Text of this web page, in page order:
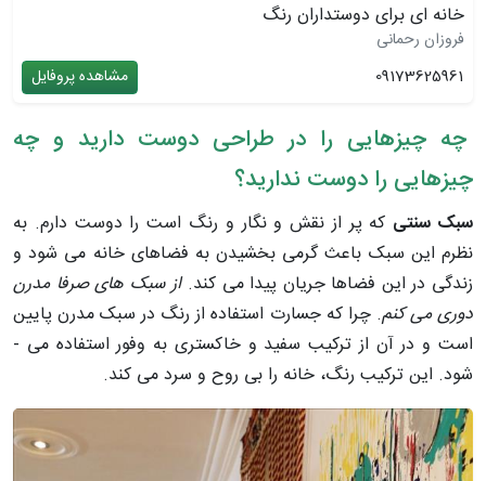
خانه ای برای دوستداران رنگ
فروزان رحمانی
09173625961
مشاهده پروفایل
چه چیزهایی را در طراحی دوست دارید و چه
چیزهایی را دوست ندارید؟
سبک سنتی که پر از نقش و نگار و رنگ است را دوست دارم. به
نظرم این سبک باعث گرمی بخشیدن به فضاهای خانه می ­شود و
زندگی در این فضاها جریان پیدا می­ کند.از سبک های صرفا مدرن
دوری می­ کنم. چرا که جسارت استفاده از رنگ در سبک مدرن پایین
است و در آن از ترکیب سفید و خاکستری به وفور استفاده می ­
شود. این ترکیب رنگ، خانه را بی ­روح و سرد می ­کند.